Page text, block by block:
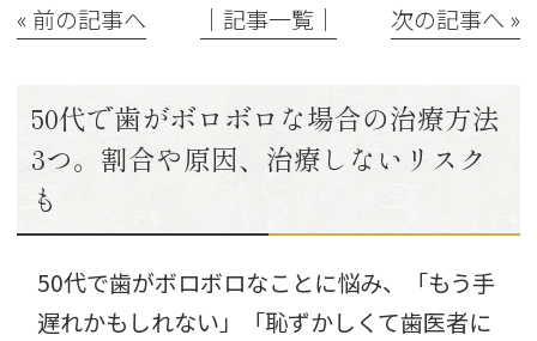
« 前の記事へ │記事一覧│ 次の記事へ »
50代で歯がボロボロな場合の治療方法
3つ。割合や原因、治療しないリスク
も
50代で歯がボロボロなことに悩み、「もう手
遅れかもしれない」「恥ずかしくて歯医者に